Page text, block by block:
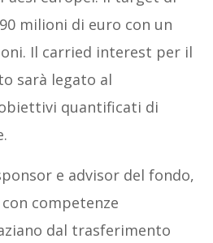
milioni di euro con un
Il carried interest per il
sarà legato al
quantificati di
e advisor del fondo,
competenze
dal trasferimento